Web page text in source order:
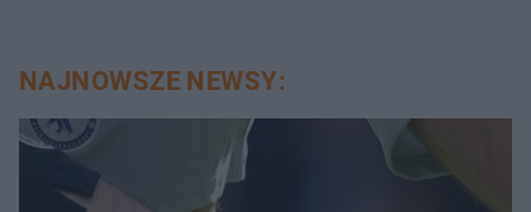
NAJNOWSZE NEWSY: